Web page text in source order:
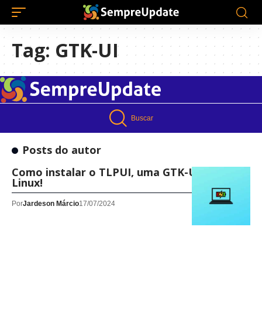
Tag: GTK-UI
Buscar
Posts do autor
Como instalar o TLPUI, uma GTK-UI, no
Linux!
PorJardeson Márcio17/07/2024